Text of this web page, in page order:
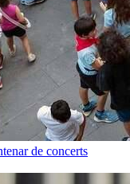
de concerts